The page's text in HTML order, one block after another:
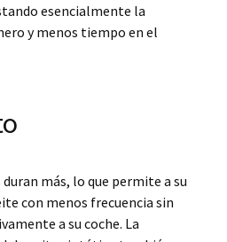
esencialmente la
y menos tiempo en el
más, lo que permite a su
con menos frecuencia sin
a su coche. La